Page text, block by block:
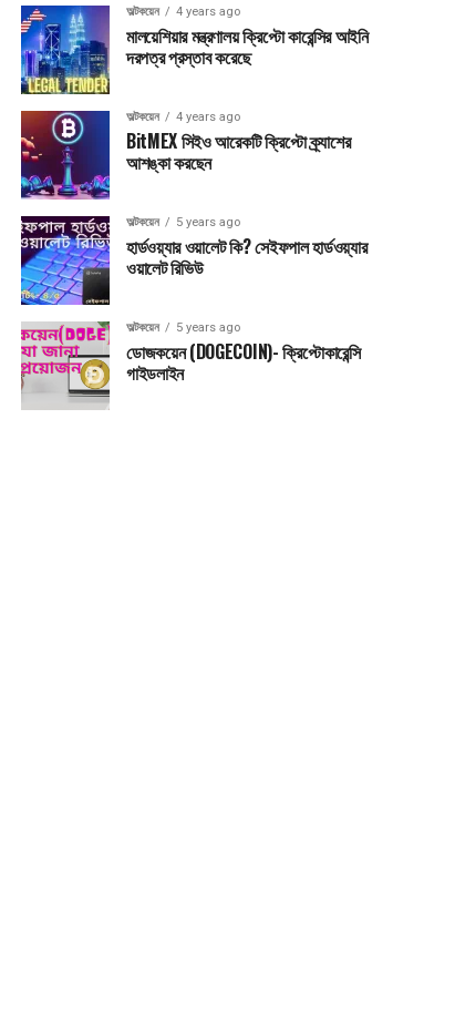
অল্টকয়েন 4 years ago
মালয়েশিয়ার মন্ত্রণালয় ক্রিপ্টো কারেন্সির আইনি
দরপত্র প্রস্তাব করেছে
অল্টকয়েন 4 years ago
BitMEX সিইও আরেকটি ক্রিপ্টো ক্র্যাশের
আশঙ্কা করছেন
অল্টকয়েন 5 years ago
হার্ডওয়্যার ওয়ালেট কি? সেইফপাল হার্ডওয়্যার
ওয়ালেট রিভিউ
অল্টকয়েন 5 years ago
ডোজকয়েন (DOGECOIN)- ক্রিপ্টোকারেন্সি
গাইডলাইন